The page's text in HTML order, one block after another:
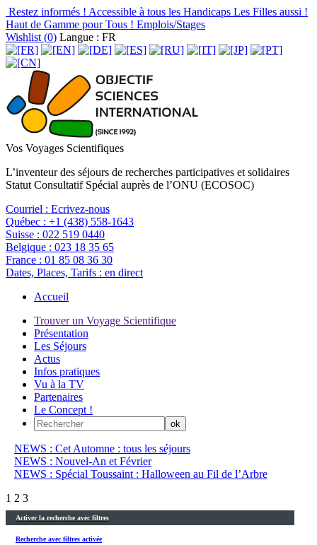
Restez informés ! Accessible à tous les Handicaps Les Filles aussi !
Haut de Gamme pour Tous ! Emplois/Stages
Wishlist (0) Langue : FR
Vos Voyages Scientifiques
L’inventeur des séjours de recherches participatives et solidaires
Statut Consultatif Spécial auprès de l’ONU (ECOSOC)
Courriel : Ecrivez-nous
Québec : +1 (438) 558-1643
Suisse : 022 519 0440
Belgique : 023 18 35 65
France : 01 85 08 36 30
Dates, Places, Tarifs : en direct
Accueil
Trouver un Voyage Scientifique
Présentation
Les Séjours
Actus
Infos pratiques
Vu à la TV
Partenaires
Le Concept !
NEWS : Cet Automne : tous les séjours
NEWS : Nouvel-An et Février
NEWS : Spécial Toussaint : Halloween au Fil de l’Arbre
1 2 3
Activer la recherche avec filtres
Recherche avec filtres activée